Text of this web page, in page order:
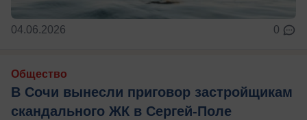
04.06.2026 0
Общество
В Сочи вынесли приговор застройщикам
скандального ЖК в Сергей-Поле